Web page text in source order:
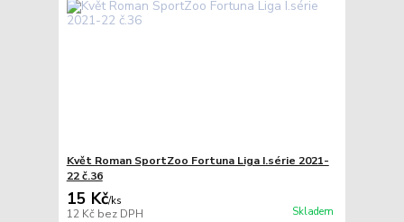
Květ Roman SportZoo Fortuna Liga I.série 2021-
22 č.36
15 Kč/ks
12 Kč bez DPH Skladem